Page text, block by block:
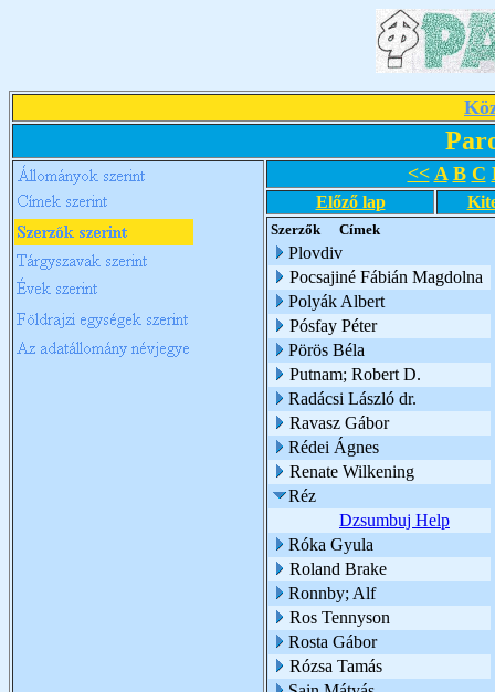
<< A B C
Előző lap
Szerzők Címek
Plovdiv
Pocsajiné Fábián Magdolna
Polyák Albert
Pósfay Péter
Pörös Béla
Putnam; Robert D.
Radácsi László dr.
Ravasz Gábor
Rédei Ágnes
Renate Wilkening
Réz
Dzsumbuj Help
Róka Gyula
Roland Brake
Ronnby; Alf
Ros Tennyson
Rosta Gábor
Rózsa Tamás